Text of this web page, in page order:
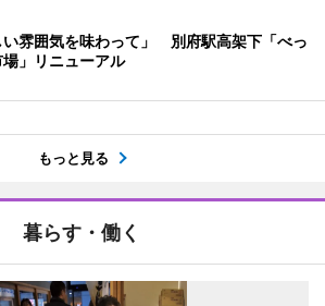
い雰囲気を味わって」 別府駅高架下「べっ
」リニューアル
もっと見る
暮らす・働く